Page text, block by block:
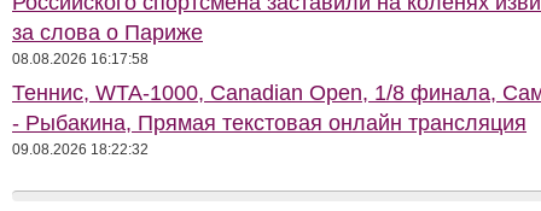
за слова о Париже
08.08.2026 16:17:58
Теннис, WTA-1000, Сanadian Open, 1/8 финала,
- Рыбакина, Прямая текстовая онлайн трансляция
09.08.2026 18:22:32